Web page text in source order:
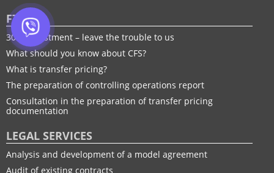
FTP
30% adjustment – leave the trouble to us
What should you know about CFS?
What is transfer pricing?
The preparation of controlling operations report
Consultation in the preparation of transfer pricing
documentation
LEGAL SERVICES
Analysis and development of a model agreement
Audit of existing contracts